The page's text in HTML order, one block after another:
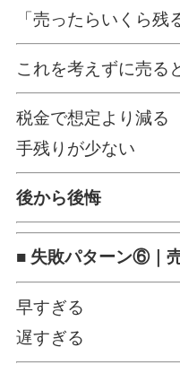
「売ったらいくら残
これを考えずに売る
税金で想定より減る
手残りが少ない
後から後悔
■ 失敗パターン⑥｜
早すぎる
遅すぎる